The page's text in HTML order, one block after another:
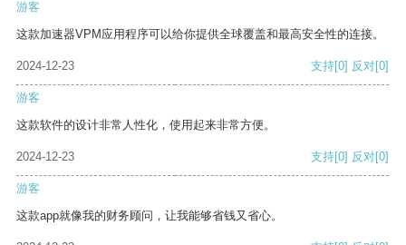
游客
这款加速器VPM应用程序可以给你提供全球覆盖和最高安全性的连接。
2024-12-23 支持[0] 反对[0]
游客
这款软件的设计非常人性化，使用起来非常方便。
2024-12-23 支持[0] 反对[0]
游客
这款app就像我的财务顾问，让我能够省钱又省心。